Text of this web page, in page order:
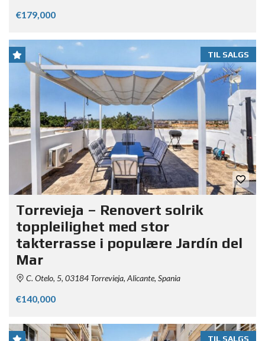
€179,000
TIL SALGS
Torrevieja – Renovert solrik
toppleilighet med stor
takterrasse i populære Jardín del
Mar
C. Otelo, 5, 03184 Torrevieja, Alicante, Spania
€140,000
TIL SALGS